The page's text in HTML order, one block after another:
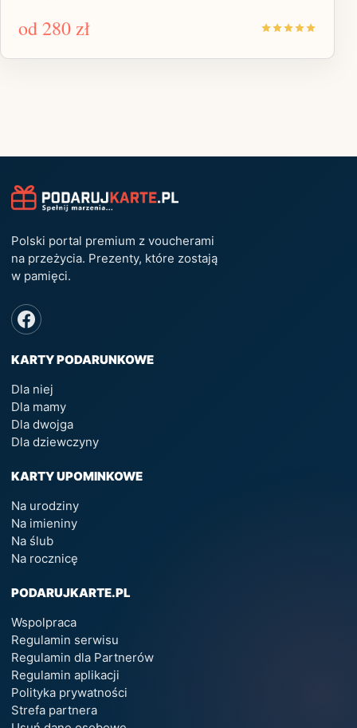
od 280 zł
Polski portal premium z voucherami
na przeżycia. Prezenty, które zostają
w pamięci.
KARTY PODARUNKOWE
Dla niej
Dla mamy
Dla dwojga
Dla dziewczyny
KARTY UPOMINKOWE
Na urodziny
Na imieniny
Na ślub
Na rocznicę
PODARUJKARTE.PL
Wspolpraca
Regulamin serwisu
Regulamin dla Partnerów
Regulamin aplikacji
Polityka prywatności
Strefa partnera